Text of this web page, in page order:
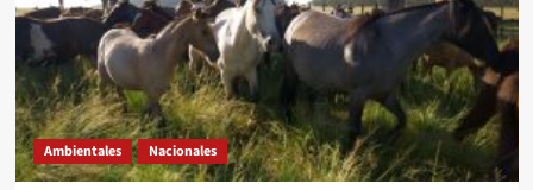
Ambientales Nacionales